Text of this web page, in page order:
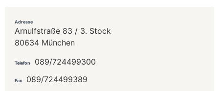
Adresse
Arnulfstraße 83 / 3. Stock
80634 München
Telefon 089/724499300
Fax 089/724499389